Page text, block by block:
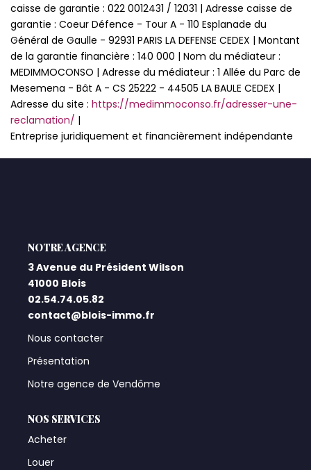
caisse de garantie : 022 0012431 / 12031 | Adresse caisse de
garantie : Coeur Défence - Tour A - 110 Esplanade du
Général de Gaulle - 92931 PARIS LA DEFENSE CEDEX | Montant
de la garantie financière : 140 000 | Nom du médiateur :
MEDIMMOCONSO | Adresse du médiateur : 1 Allée du Parc de
Mesemena - Bât A - CS 25222 - 44505 LA BAULE CEDEX |
Adresse du site : https://medimmoconso.fr/adresser-une-
reclamation/ |
Entreprise juridiquement et financièrement indépendante
L'AGENCE
3 Avenue du Président Wilson
41000 Blois
02.54.74.05.82
contact@blois-immo.fr
Nous contacter
Présentation
Notre agence de Vendôme
NOS SERVICES
Acheter
Louer